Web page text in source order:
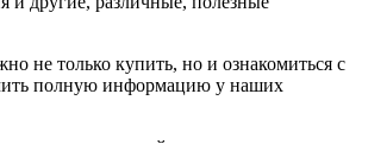
не только купить, но и ознакомиться с
полную информацию у наших